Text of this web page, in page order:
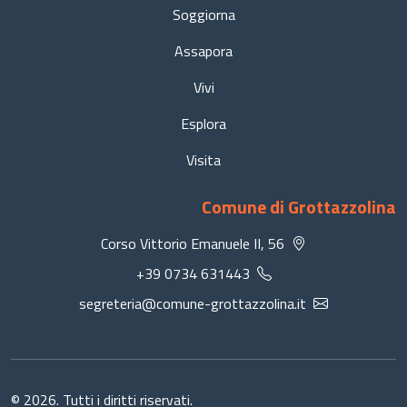
Soggiorna
Assapora
Vivi
Esplora
Visita
Comune di Grottazzolina
Corso Vittorio Emanuele II, 56
+39 0734 631443
segreteria@comune-grottazzolina.it
© 2026. Tutti i diritti riservati.